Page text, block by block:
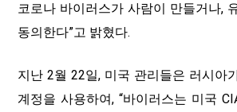
코로나 바이러스가 사람이 만들거나,
동의한다”고 밝혔다.
지난 2월 22일, 미국 관리들은 러시아
계정을 사용하여, “바이러스는 미국